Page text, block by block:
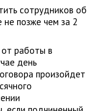
сотрудников об
позже чем за 2
от работы в
день
произойдет